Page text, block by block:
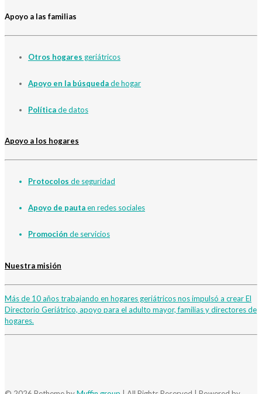
Apoyo a las familias
Otros hogares geriátricos
Apoyo en la búsquedade hogar
Políticade datos
Apoyo a los hogares
Protocolos de seguridad
Apoyo de pautaen redes sociales
Promoción de servicios
Nuestra misión
Más de 10 años trabajando en hogares geriátricos nos impulsó a crear El
Directorio Geriátrico, apoyo para el adulto mayor, familias y directores de
hogares.